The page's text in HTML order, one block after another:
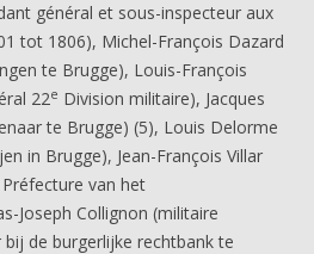
général et sous-inspecteur aux
tot 1806), Michel-François Dazard
te Brugge), Louis-François
22e Division militaire), Jacques
te Brugge) (5), Louis Delorme
in Brugge), Jean-François Villar
van het
Joseph Collignon (militaire
de burgerlijke rechtbank te